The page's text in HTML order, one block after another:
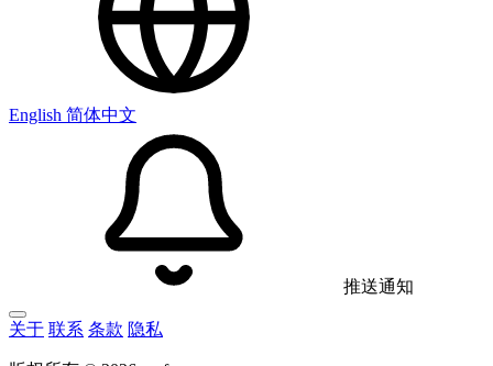
English 简体中文
推送通知
关于 联系 条款 隐私